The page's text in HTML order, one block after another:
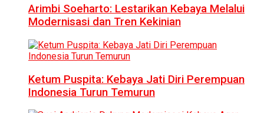
Arimbi Soeharto: Lestarikan Kebaya Melalui
Modernisasi dan Tren Kekinian
Ketum Puspita: Kebaya Jati Diri Perempuan
Indonesia Turun Temurun